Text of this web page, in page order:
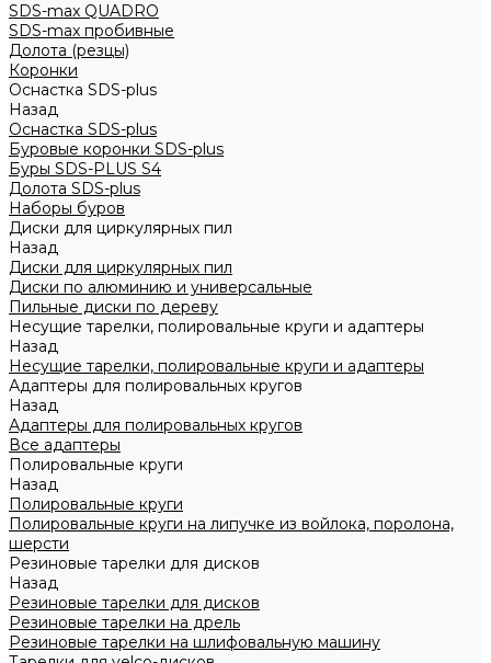
SDS-max QUADRO
SDS-max пробивные
Долота (резцы)
Коронки
Оснастка SDS-plus
Назад
Оснастка SDS-plus
Буровые коронки SDS-plus
Буры SDS-PLUS S4
Долота SDS-plus
Наборы буров
Диски для циркулярных пил
Назад
Диски для циркулярных пил
Диски по алюминию и универсальные
Пильные диски по дереву
Несущие тарелки, полировальные круги и адаптеры
Назад
Несущие тарелки, полировальные круги и адаптеры
Адаптеры для полировальных кругов
Назад
Адаптеры для полировальных кругов
Все адаптеры
Полировальные круги
Назад
Полировальные круги
Полировальные круги на липучке из войлока, поролона,
шерсти
Резиновые тарелки для дисков
Назад
Резиновые тарелки для дисков
Резиновые тарелки на дрель
Резиновые тарелки на шлифовальную машину